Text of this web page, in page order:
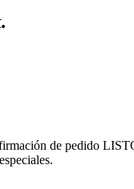
de pedido